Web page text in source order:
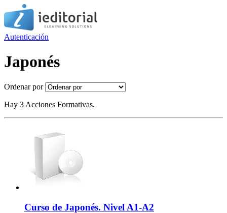
Autenticación
Japonés
Ordenar por
Hay 3 Acciones Formativas.
Curso de Japonés. Nivel A1-A2